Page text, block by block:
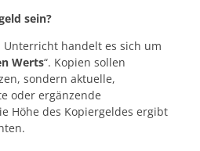
sein?
handelt es sich um
Werts“. Kopien sollen
sondern aktuelle,
oder ergänzende
Höhe des Kopiergeldes ergibt